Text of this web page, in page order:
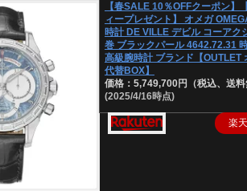
【春SALE 10％OFFクーポン】
ィープレゼント】 オメガ
時計 DE VILLE デビル コーアク
巻 ブラックパール 4642.72.31
高級腕時計 ブランド【OUTLET
代替BOX】
価格：5,749,700円（税込、送
(2025/4/16時点)
楽